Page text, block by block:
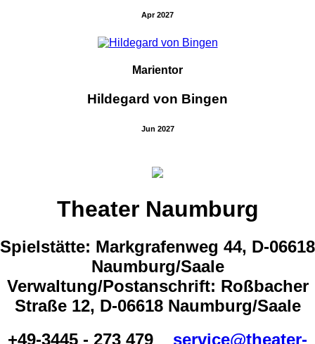
Apr 2027
Marientor
Hildegard von Bingen
Jun 2027
Theater Naumburg
Spielstätte: Markgrafenweg 44, D-06618
Naumburg/Saale
Verwaltung/Postanschrift: Roßbacher
Straße 12, D-06618 Naumburg/Saale
+49-3445 - 273 479
service@theater-